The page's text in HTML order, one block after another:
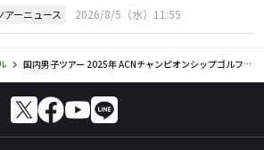
アーニュース 2026/8/5（水）11:55
国内男子ツアー 2025年 ACNチャンピオンシップゴルフトーナメント スコア結果 リーダーボード